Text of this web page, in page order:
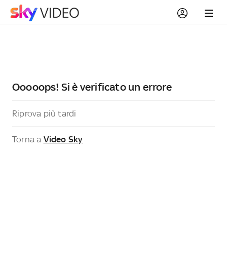
Ooooops! Si è verificato un errore
Riprova più tardi
Torna a Video Sky